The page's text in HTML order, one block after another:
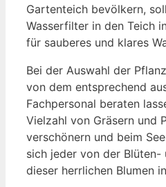
Gartenteich bevölkern,
Wasserfilter in den Teich
für sauberes und klares
Bei der Auswahl der
von dem entsprechend
Fachpersonal beraten
Vielzahl von Gräsern und
verschönern und beim
sich jeder von der Blüten-
dieser herrlichen Blumen